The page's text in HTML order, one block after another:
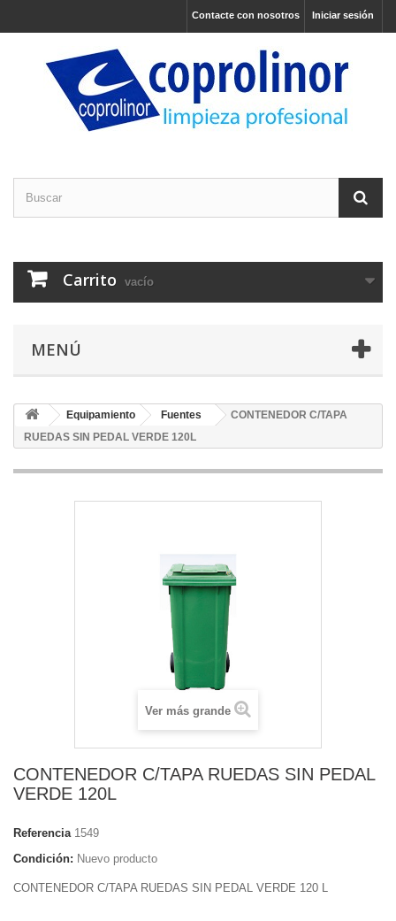
Iniciar sesión
Contacte con nosotros
Carrito vacío
MENÚ
Equipamiento Fuentes
CONTENEDOR C/TAPA
RUEDAS SIN PEDAL VERDE 120L
Ver más grande
CONTENEDOR C/TAPA RUEDAS SIN PEDAL
VERDE 120L
Referencia 1549
Condición: Nuevo producto
CONTENEDOR C/TAPA RUEDAS SIN PEDAL VERDE 120 L